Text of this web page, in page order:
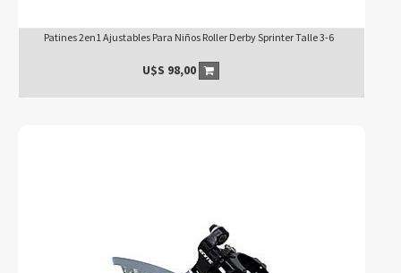
Patines 2en1 Ajustables Para Niños Roller Derby Sprinter Talle 3-6
U$S 98,00